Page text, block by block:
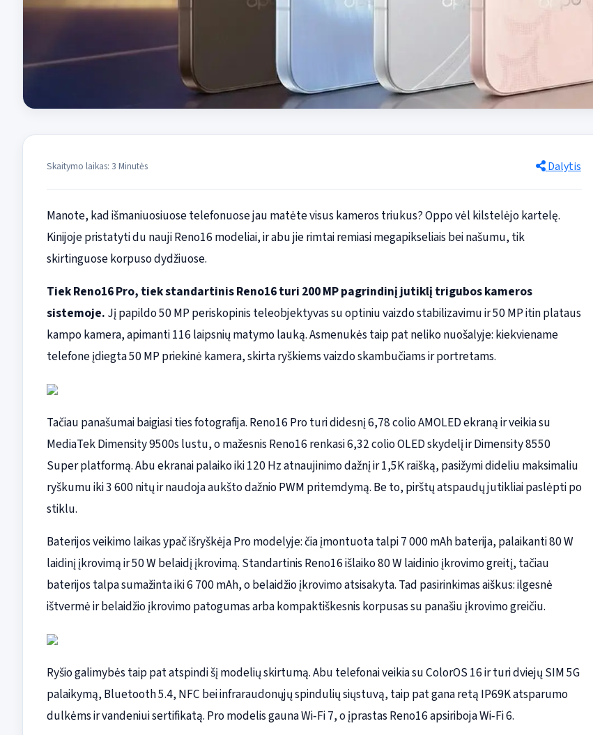
Skaitymo laikas: 3 Minutės Dalytis
Manote, kad išmaniuosiuose telefonuose jau matėte visus kameros triukus? Oppo vėl kilstelėjo kartelę.
Kinijoje pristatyti du nauji Reno16 modeliai, ir abu jie rimtai remiasi megapikseliais bei našumu, tik
skirtinguose korpuso dydžiuose.
Tiek Reno16 Pro, tiek standartinis Reno16 turi 200 MP pagrindinį jutiklį trigubos kameros
sistemoje. Jį papildo 50 MP periskopinis teleobjektyvas su optiniu vaizdo stabilizavimu ir 50 MP itin plataus
kampo kamera, apimanti 116 laipsnių matymo lauką. Asmenukės taip pat neliko nuošalyje: kiekviename
telefone įdiegta 50 MP priekinė kamera, skirta ryškiems vaizdo skambučiams ir portretams.
Tačiau panašumai baigiasi ties fotografija. Reno16 Pro turi didesnį 6,78 colio AMOLED ekraną ir veikia su
MediaTek Dimensity 9500s lustu, o mažesnis Reno16 renkasi 6,32 colio OLED skydelį ir Dimensity 8550
Super platformą. Abu ekranai palaiko iki 120 Hz atnaujinimo dažnį ir 1,5K raišką, pasižymi dideliu maksimaliu
ryškumu iki 3 600 nitų ir naudoja aukšto dažnio PWM pritemdymą. Be to, pirštų atspaudų jutikliai paslėpti po
stiklu.
Baterijos veikimo laikas ypač išryškėja Pro modelyje: čia įmontuota talpi 7 000 mAh baterija, palaikanti 80 W
laidinį įkrovimą ir 50 W belaidį įkrovimą. Standartinis Reno16 išlaiko 80 W laidinio įkrovimo greitį, tačiau
baterijos talpa sumažinta iki 6 700 mAh, o belaidžio įkrovimo atsisakyta. Tad pasirinkimas aiškus: ilgesnė
ištvermė ir belaidžio įkrovimo patogumas arba kompaktiškesnis korpusas su panašiu įkrovimo greičiu.
Ryšio galimybės taip pat atspindi šį modelių skirtumą. Abu telefonai veikia su ColorOS 16 ir turi dviejų SIM 5G
palaikymą, Bluetooth 5.4, NFC bei infraraudonųjų spindulių siųstuvą, taip pat gana retą IP69K atsparumo
dulkėms ir vandeniui sertifikatą. Pro modelis gauna Wi‑Fi 7, o įprastas Reno16 apsiriboja Wi‑Fi 6.